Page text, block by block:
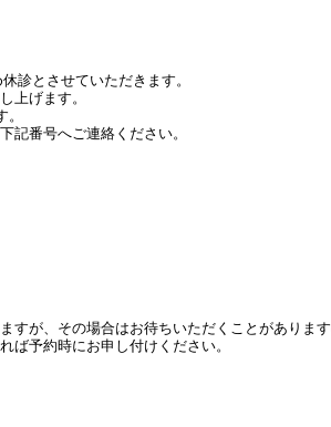
診とさせていただきます。
上げます。
記番号へご連絡ください。
が、その場合はお待ちいただくことがあります
ば予約時にお申し付けください。